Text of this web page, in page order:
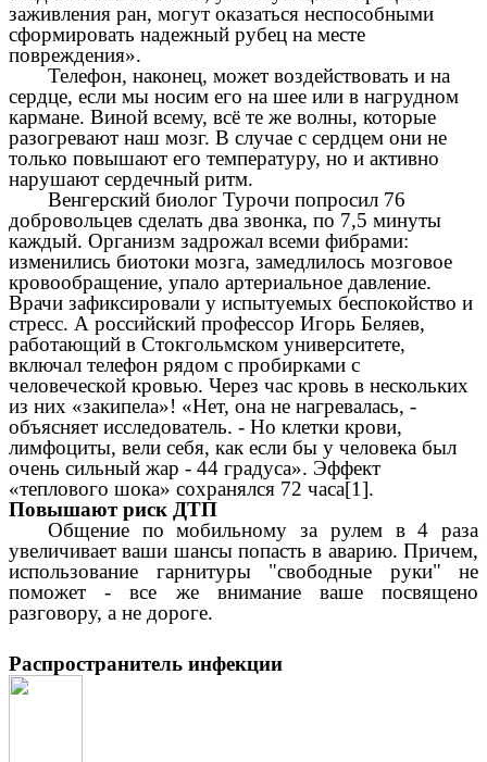
заживления ран, могут оказаться неспособными
сформировать надежный рубец на месте
повреждения».
Телефон, наконец, может воздействовать и на
сердце, если мы носим его на шее или в нагрудном
кармане. Виной всему, всё те же волны, которые
разогревают наш мозг. В случае с сердцем они не
только повышают его температуру, но и активно
нарушают сердечный ритм.
Венгерский биолог Турочи попросил 76
добровольцев сделать два звонка, по 7,5 минуты
каждый. Организм задрожал всеми фибрами:
изменились биотоки мозга, замедлилось мозговое
кровообращение, упало артериальное давление.
Врачи зафиксировали у испытуемых беспокойство и
стресс. А российский профессор Игорь Беляев,
работающий в Стокгольмском университете,
включал телефон рядом с пробирками с
человеческой кровью. Через час кровь в нескольких
из них «закипела»! «Нет, она не нагревалась, -
объясняет исследователь. - Но клетки крови,
лимфоциты, вели себя, как если бы у человека был
очень сильный жар - 44 градуса». Эффект
«теплового шока» сохранялся 72 часа[1].
Повышают риск ДТП
Общение по мобильному за рулем в 4 раза
увеличивает ваши шансы попасть в аварию. Причем,
использование гарнитуры "свободные руки" не
поможет - все же внимание ваше посвящено
разговору, а не дороге.
Распространитель инфекции